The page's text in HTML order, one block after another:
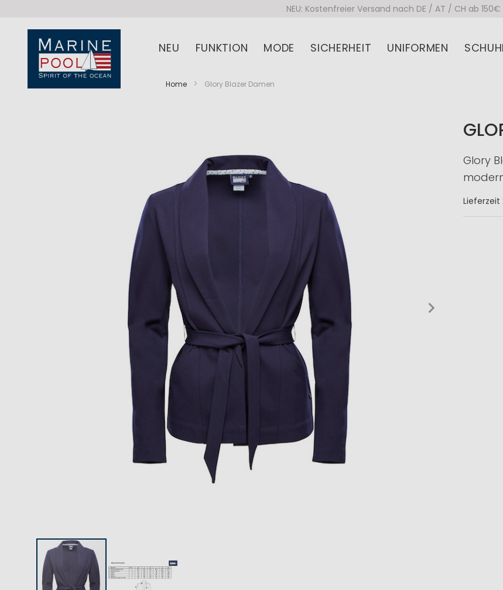
NEU: Kostenfreier Versand nach DE / AT / CH ab 150€
NEU FUNKTION MODE SICHERHEIT UNIFORMEN
Home Glory Blazer Damen
Glory
Lieferzeit